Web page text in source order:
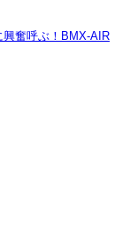
奮呼ぶ！BMX-AIR